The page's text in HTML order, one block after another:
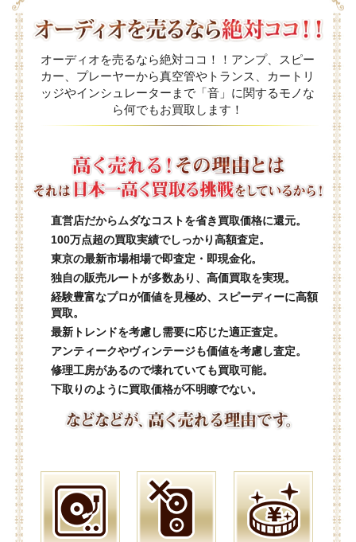
オーディオを売るなら絶対ココ！！アンプ、スピー
カー、プレーヤーから真空管やトランス、カートリ
ッジやインシュレーターまで「音」に関するモノな
ら何でもお買取します！
直営店だからムダなコストを省き買取価格に還元。
100万点超の買取実績でしっかり高額査定。
東京の最新市場相場で即査定・即現金化。
独自の販売ルートが多数あり、高価買取を実現。
経験豊富なプロが価値を見極め、スピーディーに高額
買取。
最新トレンドを考慮し需要に応じた適正査定。
アンティークやヴィンテージも価値を考慮し査定。
修理工房があるので壊れていても買取可能。
下取りのように買取価格が不明瞭でない。